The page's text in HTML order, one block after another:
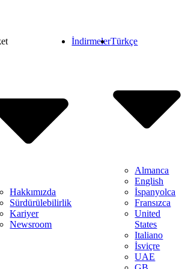
Hakkımızda
Sürdürülebilirlik
Kariyer
Newsroom
İndirmelerTürkçe
Almanca
English
İspanyolca
Fransızca
United
States
Italiano
İsviçre
UAE